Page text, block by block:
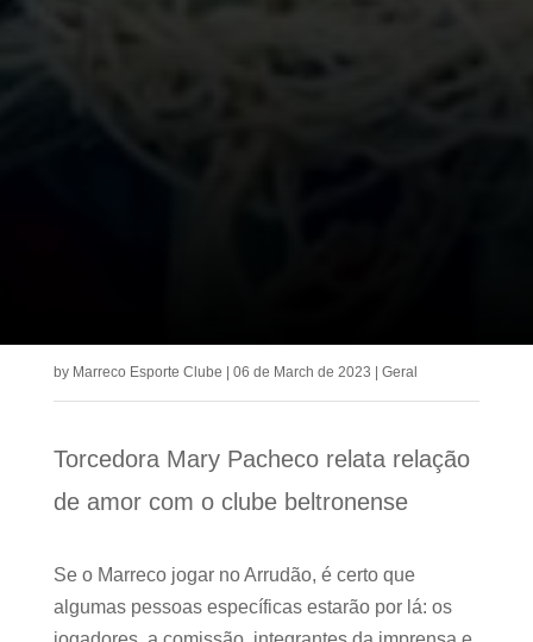
by Marreco Esporte Clube 06 de March de 2023 Geral
Torcedora Mary Pacheco relata relação
de amor com o clube beltronense
Se o Marreco jogar no Arrudão, é certo que
algumas pessoas específicas estarão por lá: os